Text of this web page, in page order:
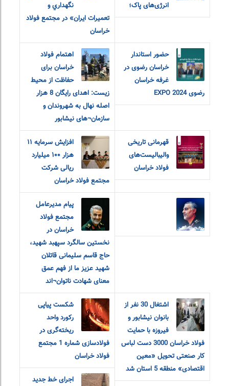
انرژی‌های پاک؛
نگهداري و
تعميرات ايران» در مجتمع فولاد
خراسان
حضور استاندار
خراسان رضوی در
غرفه خراسان
رضوی EXPO 2024
اهتمام فولاد
خراسان برای
حفاظت از محیط
زیست: اهدای رایگان 8 هزار
اصله نهال به شهروندان و
سازمان¬های نیشابور
قهرمانی تاریخی
والیبالیست‌های
فولاد خراسان
افزایش سرمایه ۱۱
هزار ۱۰۰ میلیارد
ریالی شرکت
مجتمع فولاد خراسان
پیام مدیرعامل
مجتمع فولاد
خراسان در
نخستین سالگرد سپهبد شهید،
حاج قاسم سلیمانی قاتلان
شهید عزیز ما از فهم عمق
معنای شهادت ناتوان¬اند
اشتغال 30 نفر از
بانوان نیشابور و
فیروزه با حمایت
فولاد خراسان 3000 دست لباس
کار صنعتی تحویل «معین
اقتصادی» منطقه 5 استان شد
شکست پیاپی
رکورد واحد
ریخته‌گری در
فولادسازی شماره 1 مجتمع
فولاد خراسان
اجرای خط جدید